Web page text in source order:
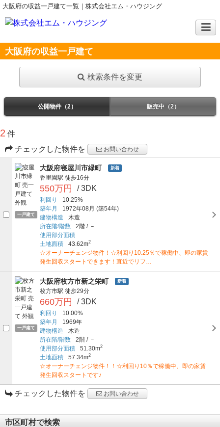
大阪府の収益一戸建て一覧｜株式会社エム・ハウジング
大阪府の収益一戸建て
検索条件を変更
公開物件（2） 販売中（2）
2 件
チェックした物件を
お問い合わせ
一戸建て
大阪府寝屋川市緑町 新着
香里園駅 徒歩16分
550万円 / 3DK
利回り
10.25%
築年月
1972年08月 (築54年)
建物構造
木造
所在階/階数
2階 /－
使用部分面積
土地面積
43.62m2
☆オーナーチェンジ物件！☆利回り10.25％で稼働中、即の家賃
発生回収スタートできます！直近でリフ…
一戸建て
大阪府枚方市新之栄町 新着
枚方市駅 徒歩29分
660万円 / 3DK
利回り
10.00%
築年月
1969年
建物構造
木造
所在階/階数
2階 /－
使用部分面積
51.30m2
土地面積 57.34m2
☆オーナーチェンジ物件！！☆利回り10％で稼働中、即の家賃
発生回収スタートです♪
チェックした物件を お問い合わせ
市区町村で検索